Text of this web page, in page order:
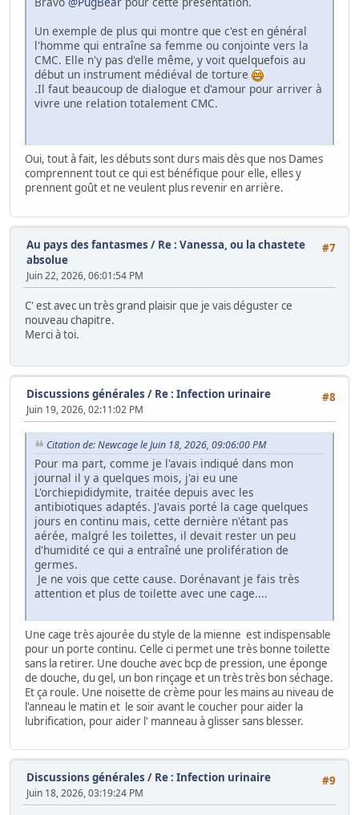
Un exemple de plus qui montre que c'est en général
l'homme qui entraîne sa femme ou conjointe vers la
CMC. Elle n'y pas d'elle même, y voit quelquefois au
début un instrument médiéval de torture
.Il faut beaucoup de dialogue et d'amour pour arriver à
vivre une relation totalement CMC.
Oui, tout à fait, les débuts sont durs mais dès que nos Dames
comprennent tout ce qui est bénéfique pour elle, elles y
prennent goût et ne veulent plus revenir en arrière.
#7
Au pays des fantasmes / Re : Vanessa, ou la chastete
absolue
Juin 22, 2026, 06:01:54 PM
C' est avec un très grand plaisir que je vais déguster ce
nouveau chapitre.
Merci à toi.
#8
Discussions générales / Re : Infection urinaire
Juin 19, 2026, 02:11:02 PM
Citation de: Newcage le Juin 18, 2026, 09:06:00 PM
Pour ma part, comme je l'avais indiqué dans mon
journal il y a quelques mois, j'ai eu une
L'orchiepididymite, traitée depuis avec les
antibiotiques adaptés. J'avais porté la cage quelques
jours en continu mais, cette dernière n'étant pas
aérée, malgré les toilettes, il devait rester un peu
d'humidité ce qui a entraîné une prolifération de
germes.
Je ne vois que cette cause. Dorénavant je fais très
attention et plus de toilette avec une cage....
Une cage très ajourée du style de la mienne est indispensable
pour un porte continu. Celle ci permet une très bonne toilette
sans la retirer. Une douche avec bcp de pression, une éponge
de douche, du gel, un bon rinçage et un très très bon séchage.
Et ça roule. Une noisette de crème pour les mains au niveau de
l'anneau le matin et le soir avant le coucher pour aider la
lubrification, pour aider l' manneau à glisser sans blesser.
#9
Discussions générales / Re : Infection urinaire
Juin 18, 2026, 03:19:24 PM